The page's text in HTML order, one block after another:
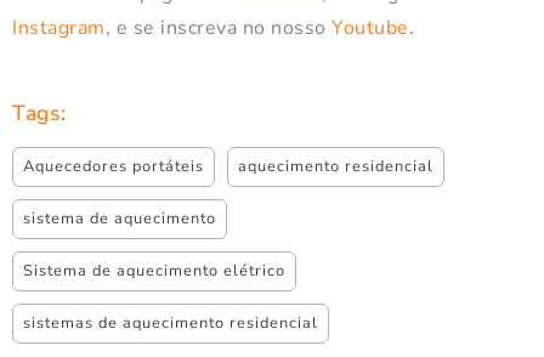
Instagram, e se inscreva no nosso Youtube.
Tags:
Aquecedores portáteis aquecimento residencial
sistema de aquecimento
Sistema de aquecimento elétrico
sistemas de aquecimento residencial